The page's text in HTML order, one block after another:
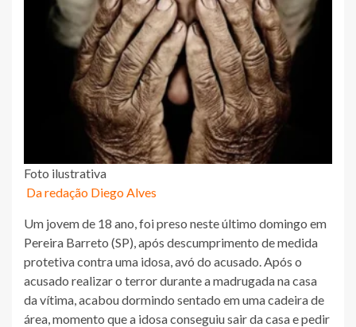
Foto ilustrativa
Da redação Diego Alves
Um jovem de 18 ano, foi preso neste último domingo em
Pereira Barreto (SP), após descumprimento de medida
protetiva contra uma idosa, avó do acusado. Após o
acusado realizar o terror durante a madrugada na casa
da vítima, acabou dormindo sentado em uma cadeira de
área, momento que a idosa conseguiu sair da casa e pedir